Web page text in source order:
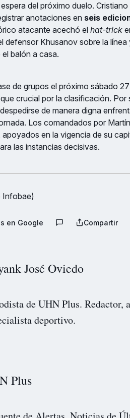
del próximo duelo.
anotaciones en seis
atacante acechó el hat-trick
defensor Khusanov sobre la
balón a casa.
de grupos el próximo sábado
crucial por la clasificación. Por
de manera digna
Los comandados por
en la vigencia de su
las instancias decisivas.
Infobae)
en Google Compartir
José Oviedo
de UHN Plus. Redactor,
deportivo.
Plus